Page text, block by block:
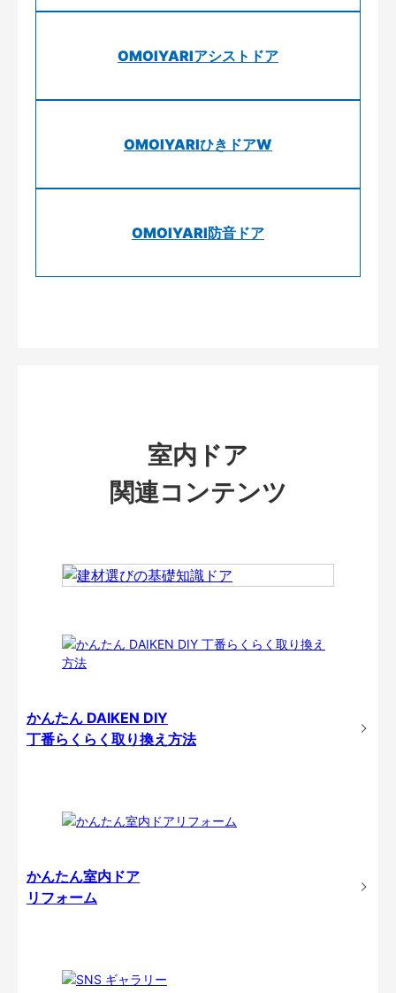
OMOIYARIアシストドア
OMOIYARIひきドアW
OMOIYARI防音ドア
室内ドア
関連コンテンツ
かんたん DAIKEN DIY
丁番らくらく取り換え方法
かんたん室内ドア
リフォーム